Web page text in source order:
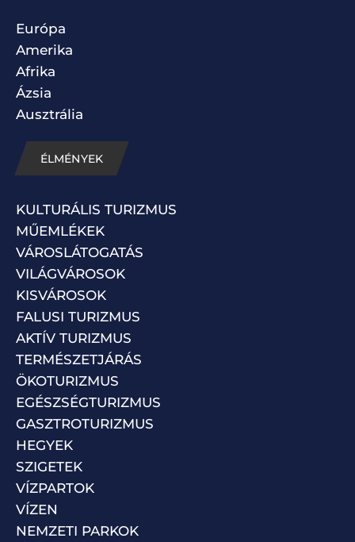
Európa
Amerika
Afrika
Ázsia
Ausztrália
ÉLMÉNYEK
KULTURÁLIS TURIZMUS
MŰEMLÉKEK
VÁROSLÁTOGATÁS
VILÁGVÁROSOK
KISVÁROSOK
FALUSI TURIZMUS
AKTÍV TURIZMUS
TERMÉSZETJÁRÁS
ÖKOTURIZMUS
EGÉSZSÉGTURIZMUS
GASZTROTURIZMUS
HEGYEK
SZIGETEK
VÍZPARTOK
VÍZEN
NEMZETI PARKOK